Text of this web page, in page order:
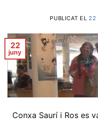
PUBLICAT EL 22
22
juny
Conxa Saurí i Ros es